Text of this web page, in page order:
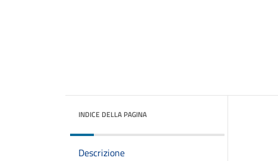
INDICE DELLA PAGINA
Descrizione